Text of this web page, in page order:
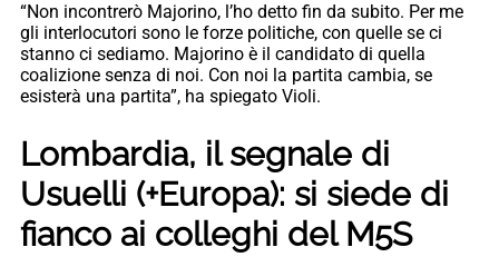
“Non incontrerò Majorino, l’ho detto fin da subito. Per me
gli interlocutori sono le forze politiche, con quelle se ci
stanno ci sediamo. Majorino è il candidato di quella
coalizione senza di noi. Con noi la partita cambia, se
esisterà una partita”, ha spiegato Violi.
Lombardia, il segnale di
Usuelli (+Europa): si siede di
fianco ai colleghi del M5S